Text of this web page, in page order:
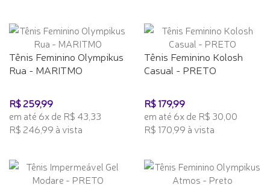
Tênis Feminino Olympikus
Rua - MARITMO
R$ 259,99
em até 6x de R$ 43,33
R$ 246,99 à vista
Tênis Feminino Kolosh
Casual - PRETO
R$ 179,99
em até 6x de R$ 30,00
R$ 170,99 à vista